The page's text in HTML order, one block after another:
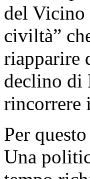
del Vicino
civiltà”
riapparire
declino di
rincorrere
Per
Una